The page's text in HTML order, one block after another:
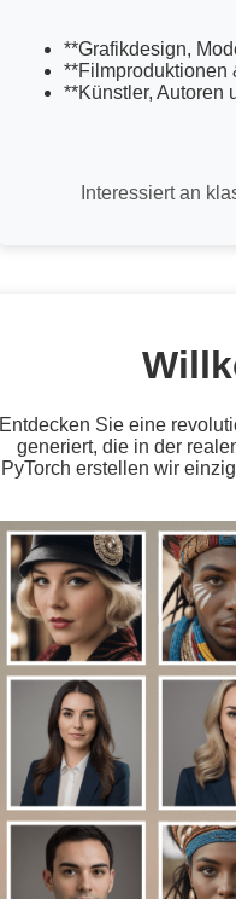
**Grafikdesign,
**Filmproduktionen
**Künstler, Autoren
Interessiert an
Entdecken Sie eine
generiert, die in der
PyTorch erstellen wir